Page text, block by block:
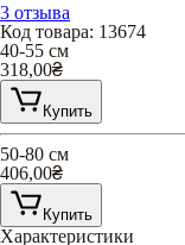
3 отзыва
Код товара: 13674
40-55 см
318,00₴
Купить
50-80 см
406,00₴
Купить
Характеристики